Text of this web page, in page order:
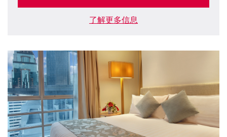
了解更多信息